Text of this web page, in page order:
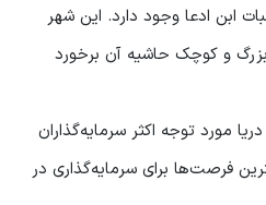
ابن ادعا وجود دارد. این شهر
بزرگ و کوچک حاشیه آن برخورد
مورد توجه اکثر سرمایه‌گذاران
فرصت‌ها برای سرمایه‌گذاری در